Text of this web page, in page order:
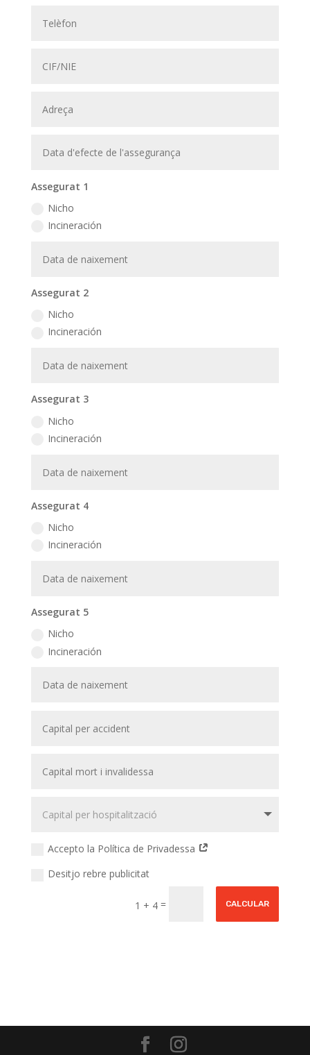
Assegurat 1
Nicho
Incineración
Assegurat 2
Nicho
Incineración
Assegurat 3
Nicho
Incineración
Assegurat 4
Nicho
Incineración
Assegurat 5
Nicho
Incineración
Accepto la Política de Privadessa
Desitjo rebre publicitat
1 + 4 = CALCULAR